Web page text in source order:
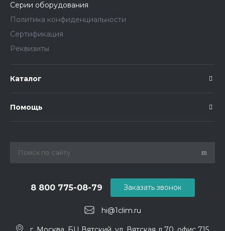
Серии оборудования
Политика конфиденциальности
Сертификация
Реквизиты
Каталог
Помощь
hi@1clim.ru
8 800 775-08-79 Заказать звонок